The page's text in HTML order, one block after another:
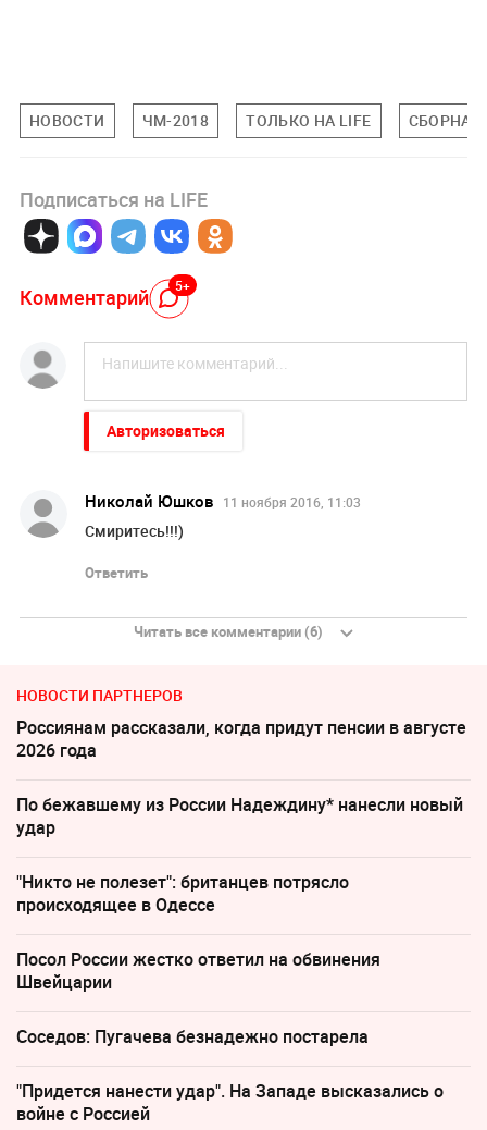
НОВОСТИ ЧМ-2018 ТОЛЬКО НА LIFE
Подписаться на LIFE
Комментарий 5+
Авторизоваться
Николай Юшков 11 ноября 2016, 11:03
Смиритесь!!!)
Ответить
Читать все комментарии (6)
НОВОСТИ ПАРТНЕРОВ
Россиянам рассказали, когда придут пенсии в августе
2026 года
По бежавшему из России Надеждину* нанесли новый
удар
"Никто не полезет": британцев потрясло
происходящее в Одессе
Посол России жестко ответил на обвинения
Швейцарии
Соседов: Пугачева безнадежно постарела
"Придется нанести удар". На Западе высказались о
войне с Россией